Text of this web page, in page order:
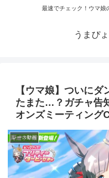
最速でチェック！ウマ娘
うまぴ
【ウマ娘】ついに
たまた…？ガチャ告
オンズミーティング
レース動画